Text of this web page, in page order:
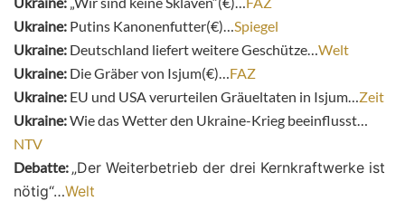
Ukraine: Putins Kanonenfutter(€)… Spiegel
Ukraine: Deutschland liefert weitere Geschütze… Welt
Ukraine: Die Gräber von Isjum(€)… FAZ
Ukraine: EU und USA verurteilen Gräueltaten in Isjum… Zeit
Ukraine:Wie das Wetter den Ukraine-Krieg beeinflusst…
NTV
Debatte: „Der Weiterbetrieb der drei Kernkraftwerke ist
nötig“…Welt